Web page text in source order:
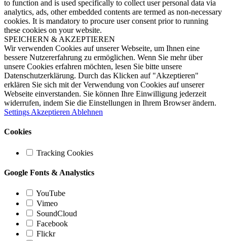
to function and is used specifically to collect user personal data via
analytics, ads, other embedded contents are termed as non-necessary
cookies. It is mandatory to procure user consent prior to running
these cookies on your website.
SPEICHERN & AKZEPTIEREN
Wir verwenden Cookies auf unserer Webseite, um Ihnen eine
bessere Nutzererfahrung zu ermöglichen. Wenn Sie mehr über
unsere Cookies erfahren möchten, lesen Sie bitte unsere
Datenschutzerklärung. Durch das Klicken auf "Akzeptieren"
erklären Sie sich mit der Verwendung von Cookies auf unserer
Webseite einverstanden. Sie können Ihre Einwilligung jederzeit
widerrufen, indem Sie die Einstellungen in Ihrem Browser ändern.
Settings Akzeptieren Ablehnen
Cookies
Tracking Cookies
Google Fonts & Analystics
YouTube
Vimeo
SoundCloud
Facebook
Flickr